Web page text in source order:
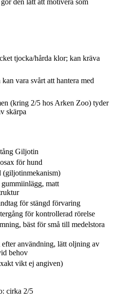
tjocka/hårda klor; kan kräva
vara svårt att hantera med
(kring 2/5 hos Arken Zoo) tyder
skärpa
Giljotin
för hund
(giljotinmekanism)
matt
för stängd förvaring
för kontrollerad rörelse
bäst för små till medelstora
efter användning, lätt oljning av
behov
vikt ej angiven)
cirka 2/5